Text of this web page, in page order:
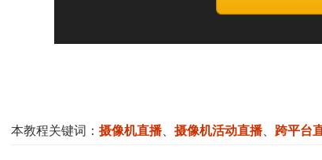
本教程关键词： 摄像机直播、 摄像机活动直播、 跨平台